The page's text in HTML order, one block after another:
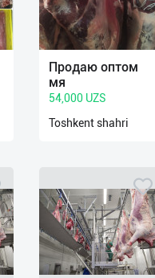
Продаю оптом
мя
54,000 UZS
Toshkent shahri